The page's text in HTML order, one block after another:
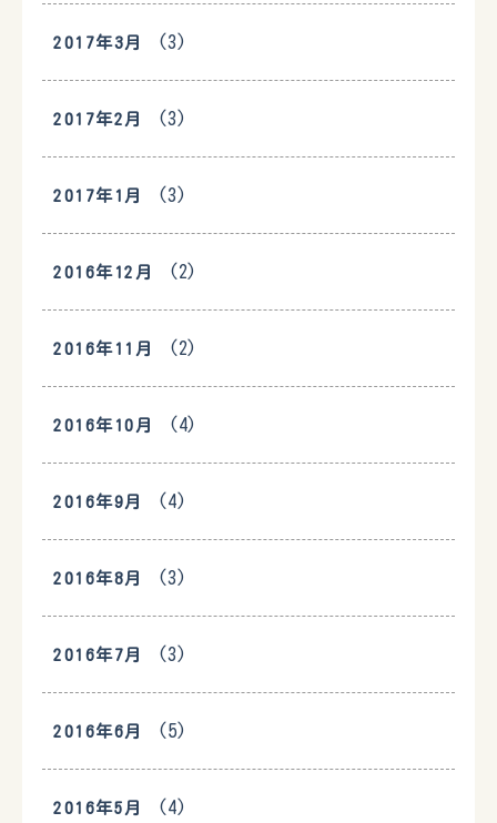
2017年3月 (3)
2017年2月 (3)
2017年1月 (3)
2016年12月 (2)
2016年11月 (2)
2016年10月 (4)
2016年9月 (4)
2016年8月 (3)
2016年7月 (3)
2016年6月 (5)
2016年5月 (4)